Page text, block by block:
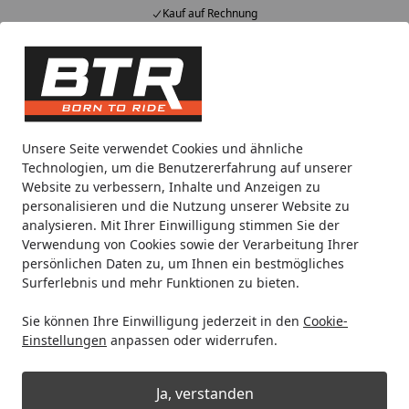
Unsere Seite verwendet Cookies und ähnliche
Technologien, um die Benutzererfahrung auf unserer
Website zu verbessern, Inhalte und Anzeigen zu
personalisieren und die Nutzung unserer Website zu
analysieren. Mit Ihrer Einwilligung stimmen Sie der
Verwendung von Cookies sowie der Verarbeitung Ihrer
persönlichen Daten zu, um Ihnen ein bestmögliches
Surferlebnis und mehr Funktionen zu bieten.
Sie können Ihre Einwilligung jederzeit in den Cookie-
Einstellungen anpassen oder widerrufen.
Ja, verstanden
Kauf auf Rechnung
Alle Produkte
Mein Konto
Suchen
Noch 1 Tag und 19 Stunden
Spare bis zu 35% auf EVOLIFT® Zentralständer
von BTR!
Startseite
Zentralständer KTM Super Duke
Zentralständer für KTM Super Duke
Ihre Artikelübersicht
Kategorien